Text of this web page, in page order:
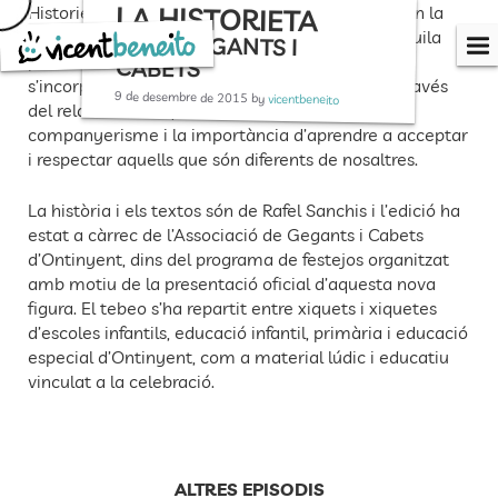
Skip
to
content
LA HISTORIETA
DELS GEGANTS I
CABETS
9 de desembre de 2015 byvicentbeneito
Historieta —o tebeo, en el sentit més clàssic— en la
qual apareixen tots els Gegants, els Cabets i l’Àguila
per donar la benvinguda a una nova figura que
s’incorpora al conjunt ja existent: la Tartuga. A través
del relat es destaquen valors com l’amistat, el
companyerisme i la importància d’aprendre a acceptar
i respectar aquells que són diferents de nosaltres.
La història i els textos són de Rafel Sanchis i l’edició ha
estat a càrrec de l’Associació de Gegants i Cabets
d’Ontinyent, dins del programa de festejos organitzat
amb motiu de la presentació oficial d’aquesta nova
figura. El tebeo s’ha repartit entre xiquets i xiquetes
d’escoles infantils, educació infantil, primària i educació
especial d’Ontinyent, com a material lúdic i educatiu
vinculat a la celebració.
ALTRES EPISODIS